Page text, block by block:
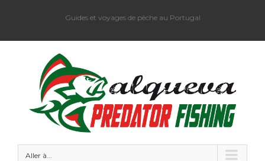
Guides et voyages de pêche au Portugal
Aller à...